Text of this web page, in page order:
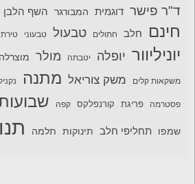
ד"ר פישר דוגמית המבורגר השף הלבן
חינם חלב חתולים טבעול טבעוני טירת
יוניליוור יופלה יטבתה מולר מוצרלה
משקאות קלים משק צוריאל מתנה
פסטרמה פריגת קורנפלקס קפה
שמפו תחליפי חלב תינוקות תלמה